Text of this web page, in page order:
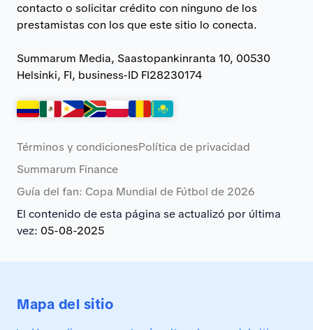
contacto o solicitar crédito con ninguno de los
prestamistas con los que este sitio lo conecta.
Summarum Media, Saastopankinranta 10, 00530
Helsinki, FI, business-ID FI28230174
Términos y condicionesPolítica de privacidad
Summarum Finance
Guía del fan: Copa Mundial de Fútbol de 2026
El contenido de esta página se actualizó por última
vez: 05-08-2025
Mapa del sitio